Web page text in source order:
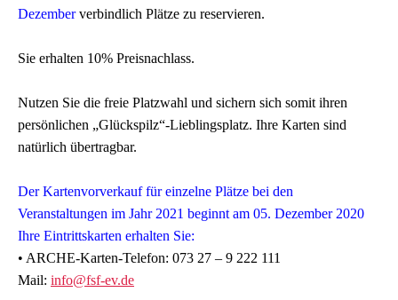
Dezemberverbindlich Plätze zu reservieren.
Sie erhalten 10% Preisnachlass.
Nutzen Sie die freie Platzwahl und sichern sich somit ihren
persönlichen „Glückspilz“-Lieblingsplatz. Ihre Karten sind
natürlich übertragbar.
Der Kartenvorverkauf für einzelne Plätze bei den
Veranstaltungen im Jahr 2021 beginnt am 05. Dezember 2020
Ihre Eintrittskarten erhalten Sie:
• ARCHE-Karten-Telefon: 073 27 – 9 222 111
Mail: info@fsf-ev.de